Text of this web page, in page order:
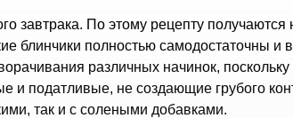
завтрака. По этому рецепту
блинчики полностью самодостаточны и
различных начинок, поскольку
и податливые, не создающие грубого
так и с солеными добавками.